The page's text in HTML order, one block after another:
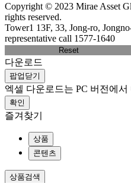
Copyright © 2023 Mirae Asset
rights reserved.
Tower1 13F, 33, Jong-ro,
representative call 1577-1640
Reset
다운로드
팝업닫기
엑셀 다운로드는 PC 버전에
확인
즐겨찾기
상품
콘텐츠
상품검색